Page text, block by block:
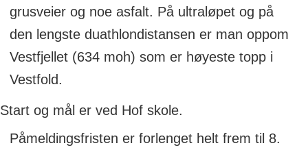
grusveier og noe asfalt. På ultraløpet og på
den lengste duathlondistansen er man oppom
Vestfjellet (634 moh) som er høyeste topp i
Vestfold.
Start og mål er ved Hof skole.
Påmeldingsfristen er forlenget helt frem til 8.